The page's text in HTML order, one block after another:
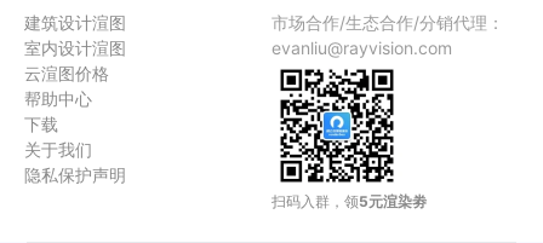
建筑设计渲图
室内设计渲图
云渲图价格
帮助中心
下载
关于我们
隐私保护声明
市场合作/生态合作/分销代理：
evanliu@rayvision.com
扫码入群，领5元渲染劵